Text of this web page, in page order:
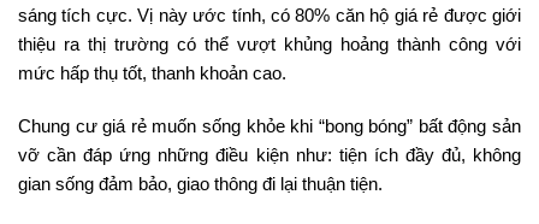
sáng tích cực. Vị này ước tính, có 80% căn hộ giá rẻ được giới
thiệu ra thị trường có thể vượt khủng hoảng thành công với
mức hấp thụ tốt, thanh khoản cao.
Chung cư giá rẻ muốn sống khỏe khi “bong bóng” bất động sản
vỡ cần đáp ứng những điều kiện như: tiện ích đầy đủ, không
gian sống đảm bảo, giao thông đi lại thuận tiện.